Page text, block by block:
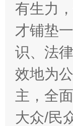
有生力
才铺垫
识、法
效地为
主，全
大众/民